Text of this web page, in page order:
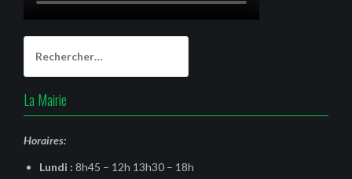
La Mairie
Horaires:
Lundi : 8h45 – 12h 13h30 – 18h